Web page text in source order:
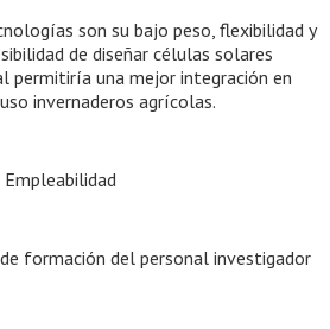
son su bajo peso, flexibilidad y
de diseñar células solares
permitiría una mejor integración en
invernaderos agrícolas.
formación del personal investigador